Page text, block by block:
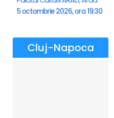
5 octombrie 2026, ora 19:30
Cluj-Napoca